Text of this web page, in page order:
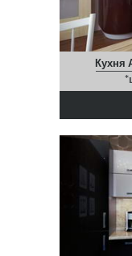
Кухня